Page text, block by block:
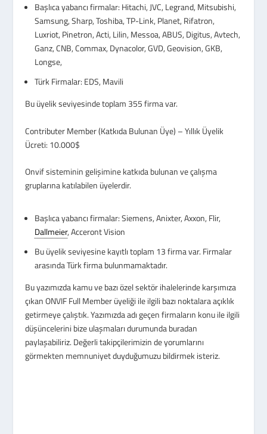
Başlıca yabancı firmalar: Hitachi, JVC, Legrand, Mitsubishi,
Samsung, Sharp, Toshiba, TP-Link, Planet, Rifatron,
Luxriot, Pinetron, Acti, Lilin, Messoa, ABUS, Digitus, Avtech,
Ganz, CNB, Commax, Dynacolor, GVD, Geovision, GKB,
Longse,
Türk Firmalar: EDS, Mavili
Bu üyelik seviyesinde toplam 355 firma var.
Contributer Member (Katkıda Bulunan Üye) – Yıllık Üyelik
Ücreti: 10.000$
Onvif sisteminin gelişimine katkıda bulunan ve çalışma
gruplarına katılabilen üyelerdir.
Başlıca yabancı firmalar: Siemens, Anixter, Axxon, Flir,
Dallmeier, Acceront Vision
Bu üyelik seviyesine kayıtlı toplam 13 firma var. Firmalar
arasında Türk firma bulunmamaktadır.
Bu yazımızda kamu ve bazı özel sektör ihalelerinde karşımıza
çıkan ONVIF Full Member üyeliği ile ilgili bazı noktalara açıklık
getirmeye çalıştık. Yazımızda adı geçen firmaların konu ile ilgili
düşüncelerini bize ulaşmaları durumunda buradan
paylaşabiliriz. Değerli takipçilerimizin de yorumlarını
görmekten memnuniyet duyduğumuzu bildirmek isteriz.